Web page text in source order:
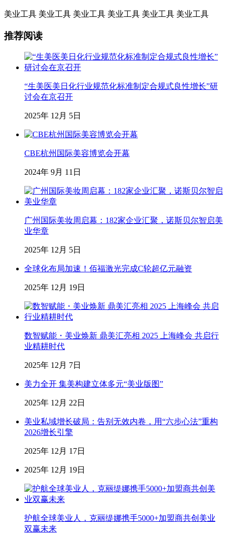
美业工具 美业工具 美业工具 美业工具 美业工具 美业工具
推荐阅读
“生美医美日化行业规范化标准制定合规式良性增长”研
讨会在京召开
2025年 12月 5日
CBE杭州国际美容博览会开幕
2024年 9月 11日
广州国际美妆周启幕：182家企业汇聚，诺斯贝尔智启美
业华章
2025年 12月 5日
全球化布局加速！佰福激光完成C轮超亿元融资
2025年 12月 19日
数智赋能・美业焕新 鼎美汇亮相 2025 上海峰会 共启行
业精耕时代
2025年 12月 7日
美力全开 集美构建立体多元“美业版图”
2025年 12月 22日
美业私域增长破局：告别无效内卷，用“六步心法”重构
2026增长引擎
2025年 12月 17日
2025年 12月 19日
护航全球美业人，克丽缇娜携手5000+加盟商共创美业
双赢未来